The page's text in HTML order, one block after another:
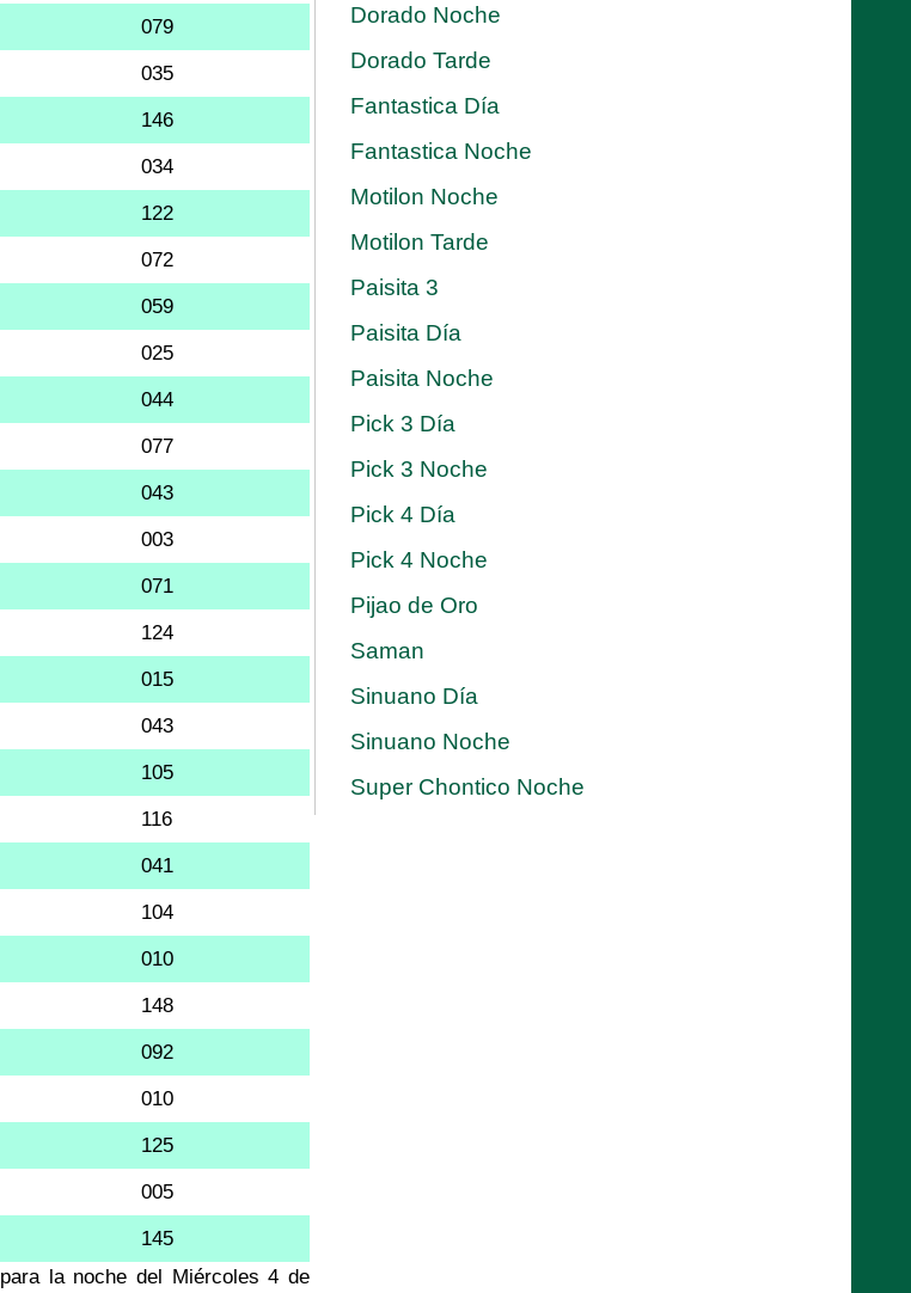
079
035
146
034
122
072
059
025
044
077
043
003
071
124
015
043
105
116
041
104
010
148
092
010
125
005
145
para la noche del Miércoles 4 de
Dorado Noche
Dorado Tarde
Fantastica Día
Fantastica Noche
Motilon Noche
Motilon Tarde
Paisita 3
Paisita Día
Paisita Noche
Pick 3 Día
Pick 3 Noche
Pick 4 Día
Pick 4 Noche
Pijao de Oro
Saman
Sinuano Día
Sinuano Noche
Super Chontico Noche